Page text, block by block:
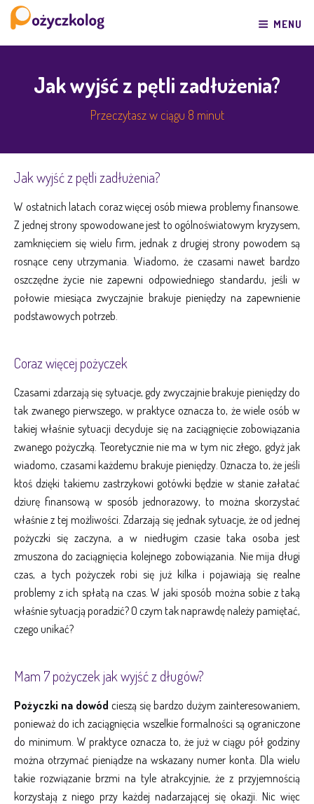
Przeskocz
MENU
Jak wyjść z pętli zadłużenia?
Przeczytasz w ciągu 8 minut
Jak wyjść z pętli zadłużenia?
W ostatnich latach coraz więcej osób miewa problemy finansowe.
Z jednej strony spowodowane jest to ogólnoświatowym kryzysem,
zamknięciem się wielu firm, jednak z drugiej strony powodem są
rosnące ceny utrzymania. Wiadomo, że czasami nawet bardzo
oszczędne życie nie zapewni odpowiedniego standardu, jeśli w
połowie miesiąca zwyczajnie brakuje pieniędzy na zapewnienie
podstawowych potrzeb.
Coraz więcej pożyczek
Czasami zdarzają się sytuacje, gdy zwyczajnie brakuje pieniędzy do
tak zwanego pierwszego, w praktyce oznacza to, że wiele osób w
takiej właśnie sytuacji decyduje się na zaciągnięcie zobowiązania
zwanego pożyczką. Teoretycznie nie ma w tym nic złego, gdyż jak
wiadomo, czasami każdemu brakuje pieniędzy. Oznacza to, że jeśli
ktoś dzięki takiemu zastrzykowi gotówki będzie w stanie załatać
dziurę finansową w sposób jednorazowy, to można skorzystać
właśnie z tej możliwości. Zdarzają się jednak sytuacje, że od jednej
pożyczki się zaczyna, a w niedługim czasie taka osoba jest
zmuszona do zaciągnięcia kolejnego zobowiązania. Nie mija długi
czas, a tych pożyczek robi się już kilka i pojawiają się realne
problemy z ich spłatą na czas. W jaki sposób można sobie z taką
właśnie sytuacją poradzić? O czym tak naprawdę należy pamiętać,
czego unikać?
Mam 7 pożyczek jak wyjść z długów?
Pożyczki na dowód cieszą się bardzo dużym zainteresowaniem,
ponieważ do ich zaciągnięcia wszelkie formalności są ograniczone
do minimum. W praktyce oznacza to, że już w ciągu pół godziny
można otrzymać pieniądze na wskazany numer konta. Dla wielu
takie rozwiązanie brzmi na tyle atrakcyjnie, że z przyjemnością
korzystają z niego przy każdej nadarzającej się okazji. Nic więc